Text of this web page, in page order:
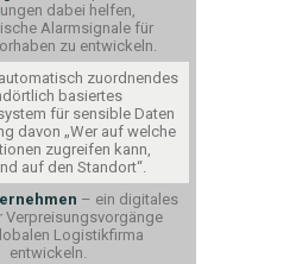
dabei helfen,
Alarmsignale für
zu entwickeln.
automatisch zuordnendes
basiertes
für sensible Daten
davon „Wer auf welche
zugreifen kann,
auf den Standort“.
– ein digitales
Verpreisungsvorgänge
Logistikfirma
entwickeln.